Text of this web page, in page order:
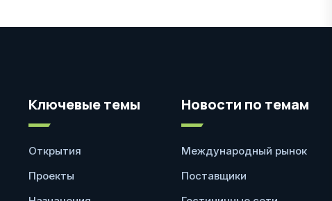
Ключевые темы
Открытия
Проекты
Новости по темам
Международный рынок
Поставщики